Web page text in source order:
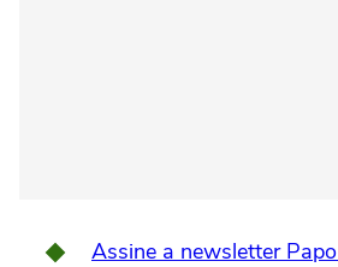
Assine a newsletter